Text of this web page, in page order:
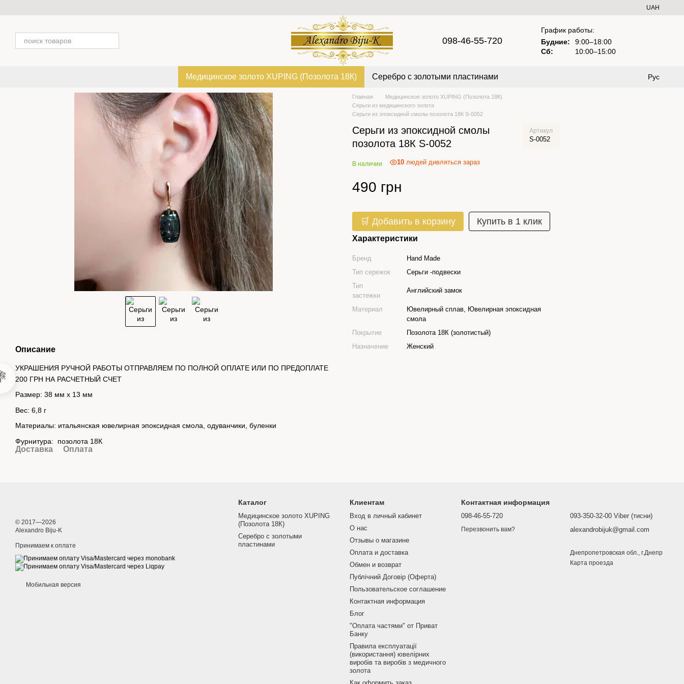
UAH
098-46-55-720
График работы:
Будние:
9:00–18:00
Сб:
10:00–15:00
Медицинское золото XUPING (Позолота 18К) Серебро с золотыми пластинами Рус
Описание
УКРАШЕНИЯ РУЧНОЙ РАБОТЫ ОТПРАВЛЯЕМ ПО ПОЛНОЙ ОПЛАТЕ ИЛИ ПО ПРЕДОПЛАТЕ
200 ГРН НА РАСЧЕТНЫЙ СЧЕТ
Размер: 38 мм х 13 мм
Вес: 6,8 г
Материалы: итальянская ювелирная эпоксидная смола, одуванчики, буленки
Фурнитура: позолота 18К
Доставка Оплата
Главная
Медицинское золото XUPING (Позолота 18К)
Серьги из медицинского золота
Серьги из эпоксидной смолы позолота 18К S-0052
Серьги из эпоксидной смолы
позолота 18К S-0052
Артикул
S-0052
В наличии 10 людей дивляться зараз
490 грн
🛒 Добавить в корзину Купить в 1 клик
Характеристики
Бренд
Hand Made
Тип сережок
Серьги -подвески
Тип
застежки
Английский замок
Материал
Ювелирный сплав, Ювелирная эпоксидная
смола
Покрытие
Позолота 18К (золотистый)
Назначение
Женский
© 2017—2026
Alexandro Biju-K
Принимаем к оплате
Мобильная версия
Каталог
Медицинское золото XUPING
(Позолота 18К)
Серебро с золотыми
пластинами
Клиентам
Вход в личный кабинет
О нас
Отзывы о магазине
Оплата и доставка
Обмен и возврат
Публічний Договір (Оферта)
Пользовательское соглашение
Контактная информация
Блог
"Оплата частями" от Приват
Банку
Правила експлуатації
(використання) ювелірних
виробів та виробів з медичного
золота
Контактная информация
098-46-55-720
Перезвонить вам?
093-350-32-00 Viber (тисни)
alexandrobijuk@gmail.com
Днепропетровская обл., г.Днепр
Карта проезда